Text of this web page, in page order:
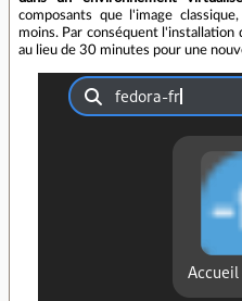
composants que l'image
moins. Par conséquent
au lieu de 30 minutes pour une